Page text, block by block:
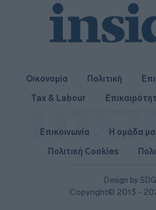
Οικονομία Πολιτική
Tax & Labour
Design by SDG
Copyright© 2013 -
Επικοινωνία Η ομάδα
Πολιτική Cookies